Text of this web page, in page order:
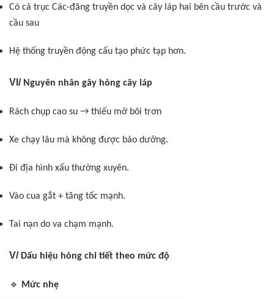
Có cả trục Các-đăng truyền dọc và cây láp hai bên cầu trước và
cầu sau
Hệ thống truyền động cấu tạo phức tạp hơn.
VI/ Nguyên nhân gây hỏng cây láp
Rách chụp cao su → thiếu mỡ bôi trơn
Xe chạy lâu mà không được bảo dưỡng.
Đi địa hình xấu thường xuyên.
Vào cua gắt + tăng tốc mạnh.
Tai nạn do va chạm mạnh.
V/ Dấu hiệu hỏng chi tiết theo mức độ
🔹 Mức nhẹ